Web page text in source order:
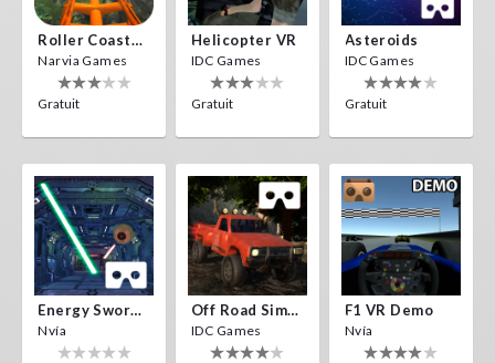
Roller Coaster VR
Narvia Games
Gratuit
Helicopter VR
IDC Games
Gratuit
Asteroids
IDC Games
Gratuit
Energy Sword VR
Nvía
Off Road Simulator VR
IDC Games
F1 VR Demo
Nvía